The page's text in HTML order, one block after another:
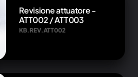
Revisione attuatore -
ATT002 / ATT003
KB.REV.ATT002